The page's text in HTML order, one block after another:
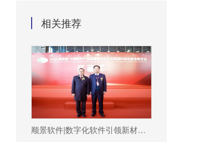
相关推荐
顺景软件|数字化软件引领新材料产业绿色智造新篇章